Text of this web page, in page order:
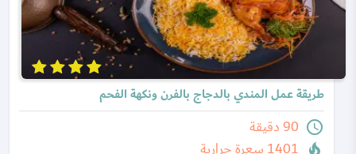
طريقة عمل المندي بالدجاج بالفرن ونكهة الفحم
90 دقيقة
1401 سعرة حرارية